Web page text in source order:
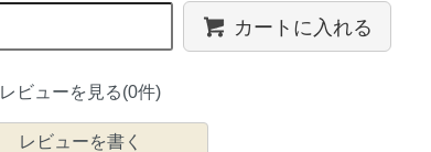
カートに入れる
レビューを見る(0件)
レビューを書く